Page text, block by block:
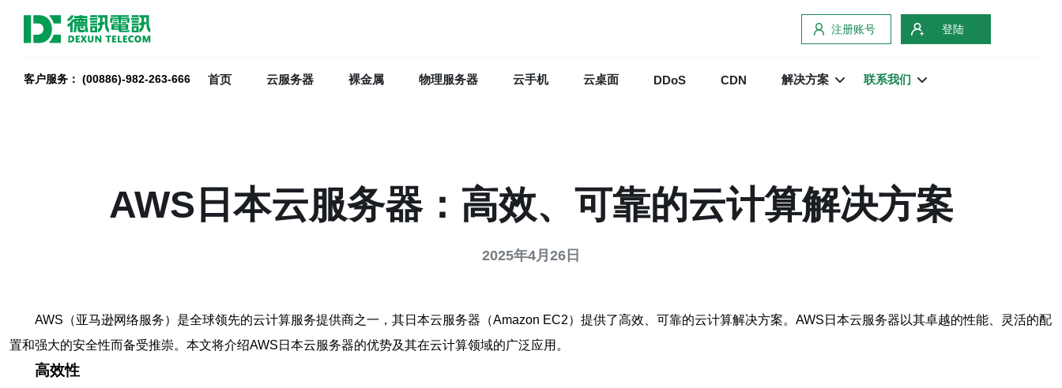
注册账号 登陆
客户服务： (00886)-982-263-666 首页 云服务器 裸金属 物理服务器 云手机 云桌面 DDoS CDN 解决方案 联系我们
AWS日本云服务器：高效、可靠的云计算解决方案
2025年4月26日
AWS（亚马逊网络服务）是全球领先的云计算服务提供商之一，其日本云服务器（Amazon EC2）提供了高效、可靠的云计算解决方案。AWS日本云服务器以其卓越的性能、灵活的配
置和强大的安全性而备受推崇。本文将介绍AWS日本云服务器的优势及其在云计算领域的广泛应用。
高效性